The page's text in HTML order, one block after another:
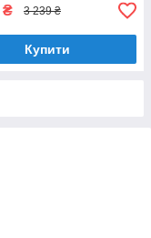
₴ 3 239 ₴
Купити